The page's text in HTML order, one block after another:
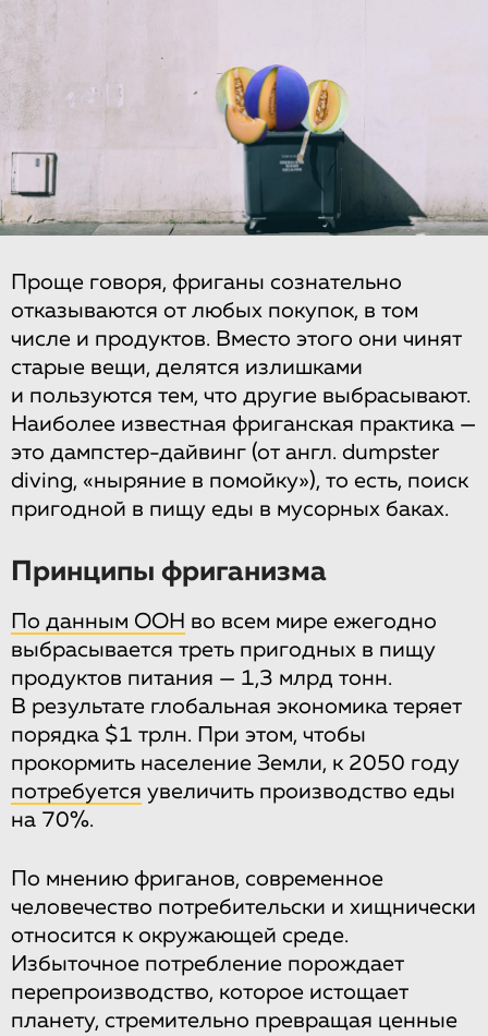
Проще говоря, фриганы сознательно
отказываются от любых покупок, в том
числе и продуктов. Вместо этого они чинят
старые вещи, делятся излишками
и пользуются тем, что другие выбрасывают.
Наиболее известная фриганская практика —
это дампстер-дайвинг (от англ. dumpster
diving, «ныряние в помойку»), то есть, поиск
пригодной в пищу еды в мусорных баках.
Принципы фриганизма
По данным ООН во всем мире ежегодно
выбрасывается треть пригодных в пищу
продуктов питания — 1,3 млрд тонн.
В результате глобальная экономика теряет
порядка $1 трлн. При этом, чтобы
прокормить население Земли, к 2050 году
потребуется увеличить производство еды
на 70%.
По мнению фриганов, современное
человечество потребительски и хищнически
относится к окружающей среде.
Избыточное потребление порождает
перепроизводство, которое истощает
планету, стремительно превращая ценные